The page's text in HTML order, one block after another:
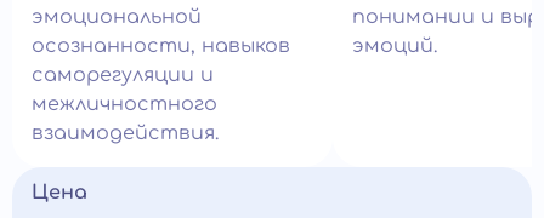
эмоциональной
осознанности, навыков
саморегуляции и
межличностного
взаимодействия.
понимании и
эмоций.
Цена